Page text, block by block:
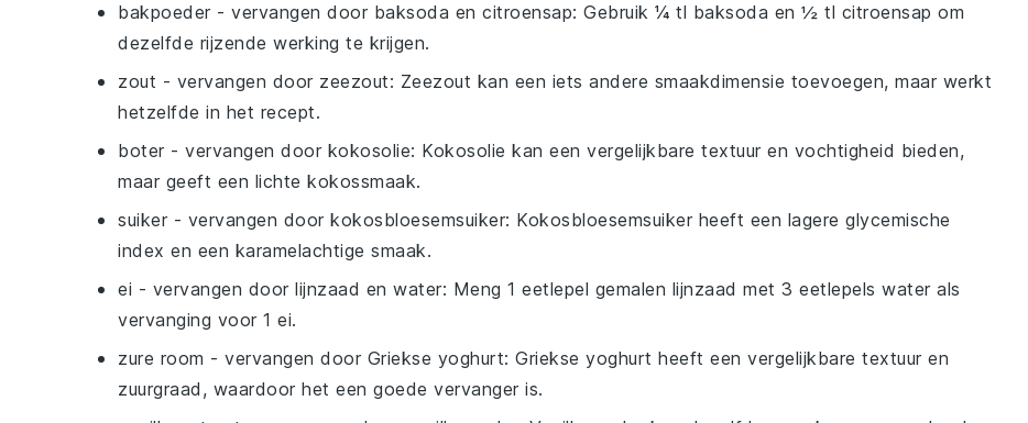
bakpoeder - vervangen door baksoda en citroensap: Gebruik ¼ tl baksoda en ½ tl citroensap om
dezelfde rijzende werking te krijgen.
zout - vervangen door zeezout: Zeezout kan een iets andere smaakdimensie toevoegen, maar werkt
hetzelfde in het recept.
boter - vervangen door kokosolie: Kokosolie kan een vergelijkbare textuur en vochtigheid bieden,
maar geeft een lichte kokossmaak.
suiker - vervangen door kokosbloesemsuiker: Kokosbloesemsuiker heeft een lagere glycemische
index en een karamelachtige smaak.
ei - vervangen door lijnzaad en water: Meng 1 eetlepel gemalen lijnzaad met 3 eetlepels water als
vervanging voor 1 ei.
zure room - vervangen door Griekse yoghurt: Griekse yoghurt heeft een vergelijkbare textuur en
zuurgraad, waardoor het een goede vervanger is.